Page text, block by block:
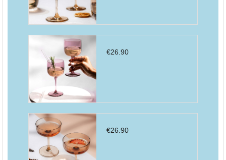
€26.90
€26.90